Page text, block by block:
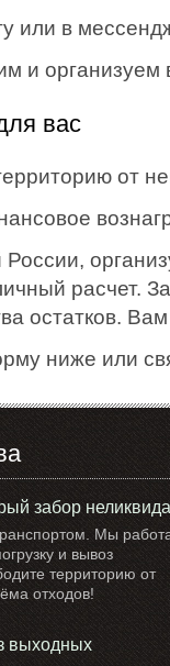
или в
и организуем
вас
от
расчет.
остатков.
ниже или
забор неликвида
Мы
и вывоз
территорию от
отходов!
выходных